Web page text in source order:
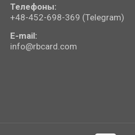
Телефоны:
+48-452-698-369 (Telegram)
E-mail:
info@rbcard.com